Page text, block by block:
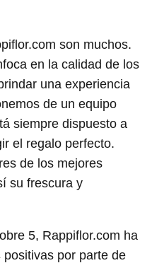
son muchos.
en la calidad de los
una experiencia
de un equipo
siempre dispuesto a
el regalo perfecto.
de los mejores
su frescura y
5, Rappiflor.com ha
por parte de